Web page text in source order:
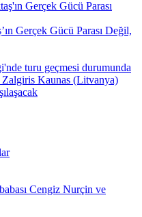
Gerçek Gücü Parası Değil,
Cengiz Nurçin ve